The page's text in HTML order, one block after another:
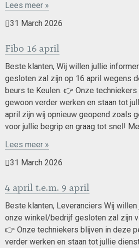
Lees meer »
31 March 2026
Fibo 16 april
Beste klanten, Wij willen jullie
gesloten zal zijn op 16 april wegens
beurs te Keulen. 👉 Onze
gewoon verder werken en staan tot
april zijn wij opnieuw geopend zoals
voor jullie begrip en graag tot snel!
Lees meer »
31 March 2026
4 april t.e.m. 9 april
Beste klanten, Leveranciers Wij
onze winkel/bedrijf gesloten zal zijn
👉 Onze techniekers blijven in deze
verder werken en staan tot jullie